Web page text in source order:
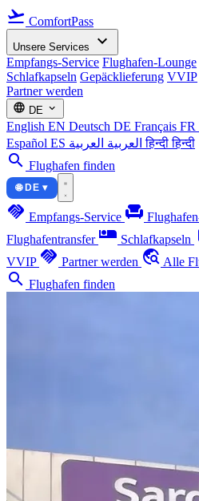
flight_takeoff ComfortPass
Unsere Services expand_more
Empfangs-Service Flughafen-Lounge
Schlafkapseln Gepäcklieferung VVIP
Partner werden
language DE expand_more
English EN Deutsch DE Français FR
Español ES العربية العربية हिन्दीहिन्दी
search Flughafen finden
🌐 DE ▾
handshake Empfangs-Service chair
Flughafentransfer airline_seat_individual_suite Schlafkapseln
VVIP handshake Partner werden travel_explore Alle
search Flughafen finden